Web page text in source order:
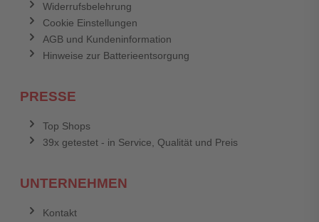
Widerrufsbelehrung
Cookie Einstellungen
AGB und Kundeninformation
Hinweise zur Batterieentsorgung
PRESSE
Top Shops
39x getestet - in Service, Qualität und Preis
UNTERNEHMEN
Kontakt